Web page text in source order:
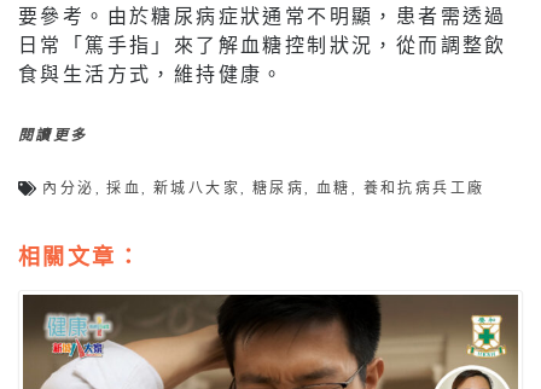
要參考。由於糖尿病症狀通常不明顯，患者需透過
日常「篤手指」來了解血糖控制狀況，從而調整飲
食與生活方式，維持健康。
閱讀更多
內分泌 ,採血,新城八大家, 糖尿病, 血糖 , 養和抗病兵工廠
相關文章：